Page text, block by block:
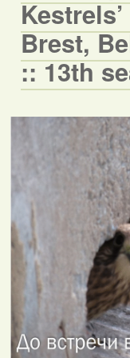
Brest,
:: 13th